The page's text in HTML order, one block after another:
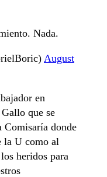
Nada.
August
en
que se
Comisaría donde
la U como al
heridos para